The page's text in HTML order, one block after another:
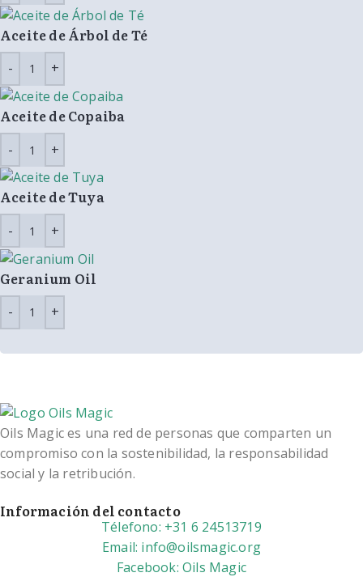
Aceite de Árbol de Té
Aceite de Copaiba
Aceite de Tuya
Geranium Oil
Oils Magic es una red de personas que comparten un
compromiso con la sostenibilidad, la responsabilidad
social y la retribución.
Información del contacto
Télefono: +31 6 24513719
Email: info@oilsmagic.org
Facebook: Oils Magic